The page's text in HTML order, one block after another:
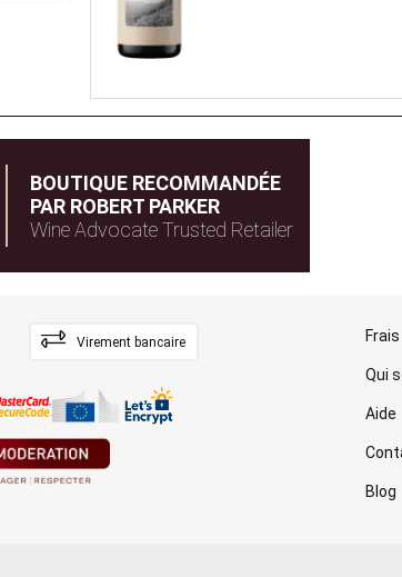
BOUTIQUE RECOMMANDÉE
PAR ROBERT PARKER
Wine Advocate Trusted Retailer
Virement bancaire
Qui
Aide
Blog